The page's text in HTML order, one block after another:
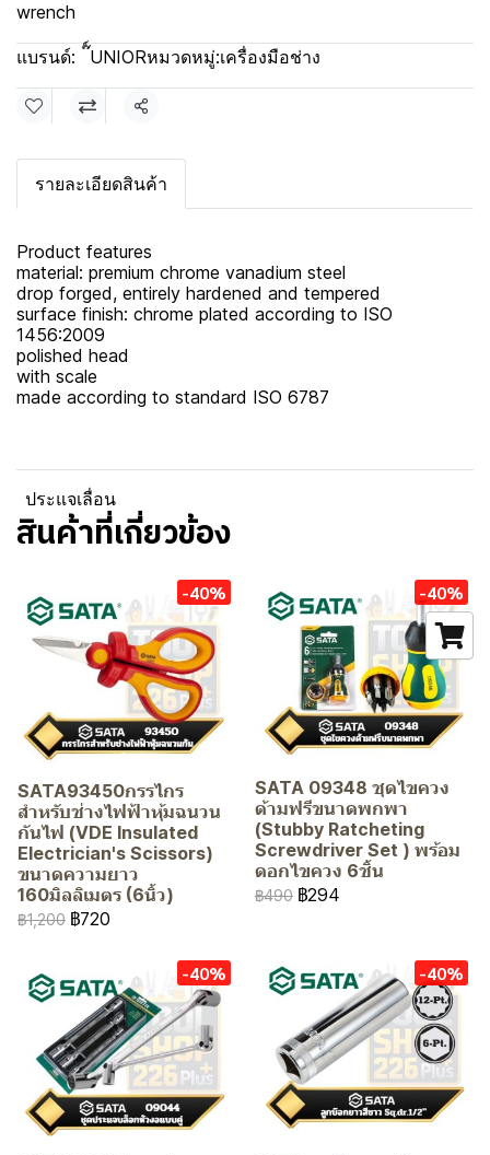
wrench
แบรนด์: ๊์UNIORหมวดหมู่:เครื่องมือช่าง
แชร์
รายละเอียดสินค้า
Product features
material: premium chrome vanadium steel
drop forged, entirely hardened and tempered
surface finish: chrome plated according to ISO
1456:2009
polished head
with scale
made according to standard ISO 6787
ประแจเลื่อน
สินค้าที่เกี่ยวข้อง
-40%
SATA93450กรรไกร
สำหรับช่างไฟฟ้าหุ้มฉนวน
กันไฟ (VDE Insulated
Electrician's Scissors)
ขนาดความยาว
160มิลลิเมตร (6นิ้ว)
฿1,200 ฿720
-40%
SATA 09348 ชุดไขควง
ด้ามฟรีขนาดพกพา
(Stubby Ratcheting
Screwdriver Set ) พร้อม
ดอกไขควง 6ชิ้น
฿490 ฿294
-40% -40%